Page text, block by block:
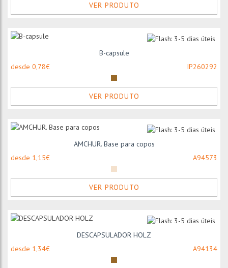
VER PRODUTO
B-capsule
desde 0,78€
IP260292
VER PRODUTO
AMCHUR. Base para copos
desde 1,15€
A94573
VER PRODUTO
DESCAPSULADOR HOLZ
desde 1,34€
A94134